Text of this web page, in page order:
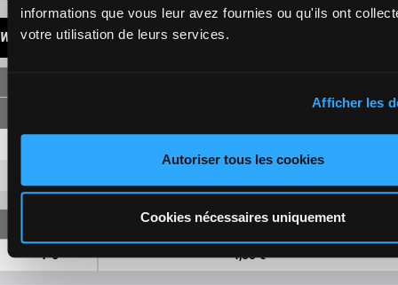
informations que vous leur avez fournies ou qu'ils ont
votre utilisation de leurs services.
Afficher les
Autoriser tous les cookies
Cookies nécessaires uniquement
WINNINGS
4-6 4,50 €